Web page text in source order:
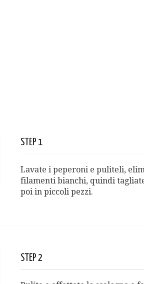
STEP 1
Lavate i peperoni e puliteli,
filamenti bianchi, quindi
poi in piccoli pezzi.
STEP 2